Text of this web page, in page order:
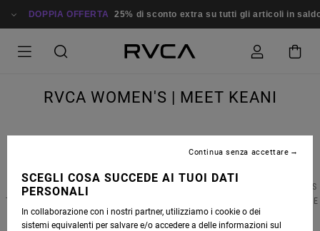
DOPPIA OFFERTA 25% di sconto extra su tutti gli articoli in
RVCA WOMEN'S | MEET KEANI
MEETKEANI CANULLO , A WAIKIKI LOCAL WITH A KILLER CUTBACK AND A HEART OF
HAWAI’IAN GOLD. WHETHER SHE’S HANGING TEN OR HANGING WITH HER CREW, KEANI IS
THE QUINTESSENTIAL RVCA WOMAN AFTER OUR OWN SALTY HEARTS. GET TO KNOW THE
SOUTH SHORE GOOFY-FOOTER BELOW AND TELL US YOU DON'T LOVE HER TOO.
SCEGLI COSA SUCCEDE AI TUOI DATI
PERSONALI
In collaborazione con i nostri partner, utilizziamo i cookie o dei
sistemi equivalenti per salvare e/o accedere a delle informazioni sul
Continua senza accettare